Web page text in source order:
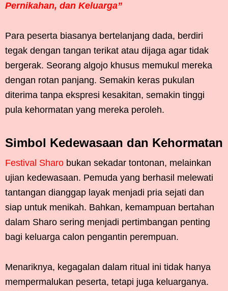
Pernikahan, dan Keluarga”
Para peserta biasanya bertelanjang dada, berdiri
tegak dengan tangan terikat atau dijaga agar tidak
bergerak. Seorang algojo khusus memukul mereka
dengan rotan panjang. Semakin keras pukulan
diterima tanpa ekspresi kesakitan, semakin tinggi
pula kehormatan yang mereka peroleh.
Simbol Kedewasaan dan Kehormatan
Festival Sharo bukan sekadar tontonan, melainkan
ujian kedewasaan. Pemuda yang berhasil melewati
tantangan dianggap layak menjadi pria sejati dan
siap untuk menikah. Bahkan, kemampuan bertahan
dalam Sharo sering menjadi pertimbangan penting
bagi keluarga calon pengantin perempuan.
Menariknya, kegagalan dalam ritual ini tidak hanya
mempermalukan peserta, tetapi juga keluarganya.